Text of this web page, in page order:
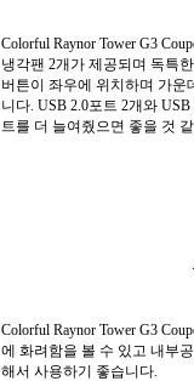
Colorful Raynor Tower G3
냉각팬 2개가 제공되며 독특
버튼이 좌우에 위치하며 가운
니다. USB 2.0포트 2개와
트를 더 늘여줬으면 좋을 것
Colorful Raynor Tower G3
에 화려함을 볼 수 있고 내부
해서 사용하기 좋습니다.